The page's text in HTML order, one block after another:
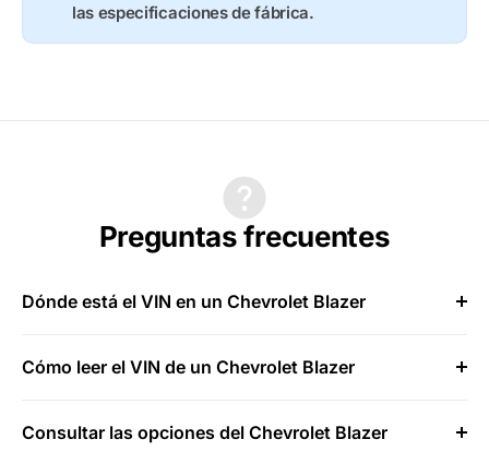
las especificaciones de fábrica.
Preguntas frecuentes
Dónde está el VIN en un Chevrolet Blazer
Cómo leer el VIN de un Chevrolet Blazer
Consultar las opciones del Chevrolet Blazer